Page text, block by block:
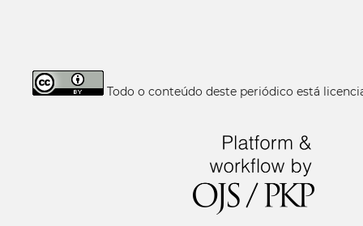
Todo o conteúdo deste periódico está